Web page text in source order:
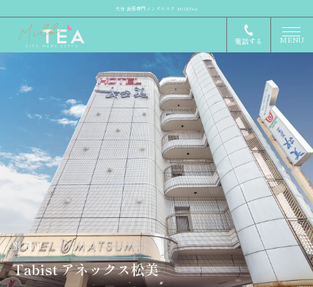
大分 出張専門メンズエステ MilkTea
電話する MENU
別府市
Tabist アネックス松美